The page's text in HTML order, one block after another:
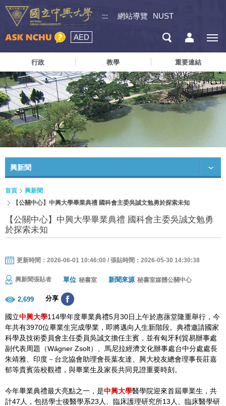
::: 網站導覽 NUST
AED
行政 教學 重要連結
興新聞
首頁
興新聞
【公關中心】中興大學畢業典禮 國科會主委吳誠文勉勇於探索未知
【公關中心】中興大學畢業典禮 國科會主委吳誠文勉勇
於探索未知
更新時間：2026-06-01 10:46:00 / 張貼時間：2026-05-30 14:30:38
興新聞張貼者 單位 秘書室 新聞來源 秘書室媒體公關中心
2,699 分享
國立中興大學114學年度畢業典禮5月30日上午於惠蓀堂隆重舉行，今
年共有3970位畢業生完成學業，即將邁向人生新階段。典禮邀請國家
科學及技術委員會主任委員吳誠文擔任主賓，並有匈牙利貿易辦事處
副代表周題（Wágner Zsolt）、馬尼拉經濟文化辦事處台中分處處長
朱靖雅、印度－台北協會助理會長葉友達、興大校友總會理事長莊嘉
郁等貴賓蒞校觀禮，與畢業生及家長共同見證重要時刻。
今年畢業典禮最大亮點之一，是中興大學醫學院迎來首屆畢業生，共
計47人，包括學士後醫學系23人、臨床護理研究所13人、臨床醫學研